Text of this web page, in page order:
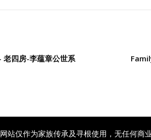
四房-李蕴章公世系
站仅作为家族传承及寻根使用，无任何商